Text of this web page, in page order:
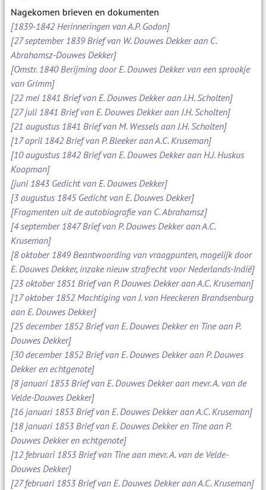
Nagekomen brieven en dokumenten
[1839-1842 Herinneringen van A.P. Godon]
[27 september 1839 Brief van W. Douwes Dekker aan C.
Abrahamsz-Douwes Dekker]
[Omstr. 1840 Berijming door E. Douwes Dekker van een sprookje
van Grimm]
[22 mei 1841 Brief van E. Douwes Dekker aan J.H. Scholten]
[27 juli 1841 Brief van E. Douwes Dekker aan J.H. Scholten]
[21 augustus 1841 Brief van M. Wessels aan J.H. Scholten]
[17 april 1842 Brief van P. Bleeker aan A.C. Kruseman]
[10 augustus 1842 Brief van E. Douwes Dekker aan H.J. Huskus
Koopman]
[juni 1843 Gedicht van E. Douwes Dekker]
[3 augustus 1845 Gedicht van E. Douwes Dekker]
[Fragmenten uit de autobiografie van C. Abrahamsz]
[4 september 1847 Brief van P. Douwes Dekker aan A.C.
Kruseman]
[8 oktober 1849 Beantwoording van vraagpunten, mogelijk door
E. Douwes Dekker, inzake nieuw strafrecht voor Nederlands-Indië]
[23 oktober 1851 Brief van P. Douwes Dekker aan A.C. Kruseman]
[17 oktober 1852 Machtiging van J. van Heeckeren Brandsenburg
aan E. Douwes Dekker]
[25 december 1852 Brief van E. Douwes Dekker en Tine aan P.
Douwes Dekker]
[30 december 1852 Brief van E. Douwes Dekker aan P. Douwes
Dekker en echtgenote]
[8 januari 1853 Brief van E. Douwes Dekker aan mevr. A. van de
Velde-Douwes Dekker]
[16 januari 1853 Brief van E. Douwes Dekker aan A.C. Kruseman]
[18 januari 1853 Brief van E. Douwes Dekker en Tine aan P.
Douwes Dekker en echtgenote]
[12 februari 1853 Brief van Tine aan mevr. A. van de Velde-
Douwes Dekker]
[27 februari 1853 Brief van E. Douwes Dekker aan A.C. Kruseman]